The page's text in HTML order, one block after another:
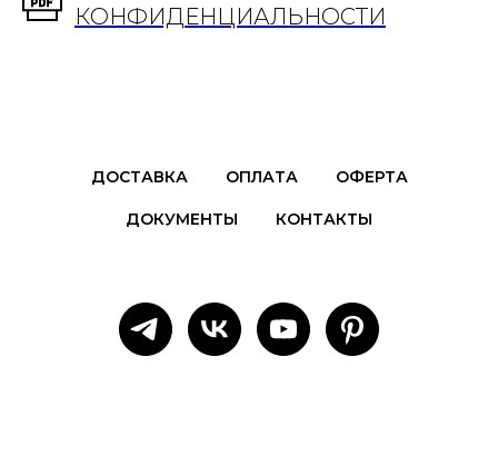
КОНФИДЕНЦИАЛЬНОСТИ
ДОСТАВКА ОПЛАТА ОФЕРТА
ДОКУМЕНТЫ КОНТАКТЫ